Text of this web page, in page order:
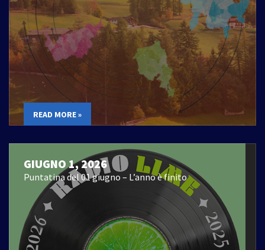
READ MORE »
GIUGNO 1, 2026
Puntatina del 01 giugno – L’anno è finito